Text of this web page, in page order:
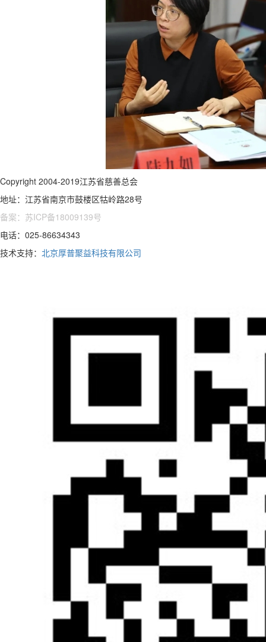
Copyright 2004-2019江苏省慈善总会
地址：江苏省南京市鼓楼区牯岭路28号
备案：苏ICP备18009139号
电话：025-86634343
技术支持： 北京厚普聚益科技有限公司